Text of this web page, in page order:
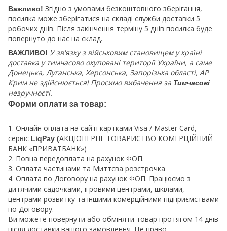
Важливо! Згідно з умовами безкоштовного зберігання,
посилка може зберігатися на складі служби доставки 5
робочих днів. Після закінчення терміну 5 днів посилка буде
повернуто до нас на склад.
ВАЖЛИВО! У зв'язку з військовим становищем у країні
доставка у тимчасово окуповані території України, а саме
Донецька, Луганська, Херсонська, Запорізька області, АР
Крим не здійснюється! Просимо вибачення за Тимчасові
незручності.
Форми оплати за товар:
1. Онлайн оплата на сайті картками Visa / Master Card,
сервіс LiqPay (АКЦІОНЕРНЕ ТОВАРИСТВО КОМЕРЦІЙНИЙ
БАНК «ПРИВАТБАНК»)
2. Повна передоплата на рахунок ФОП.
3. Оплата частинами та Миттєва розстрочка
4. Оплата по Договору на рахунок ФОП. Працюємо з
дитячими садочками, ігровими центрами, шкілами,
центрами розвитку та іншими комерційними підприємствами
по Договору.
Ви можете повернути або обміняти товар протягом 14 днів
після доставки вашого замовлення. Це право